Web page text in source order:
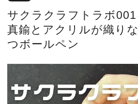
サクラクラフトラボ001
真鍮とアクリルが織り
つボールペン